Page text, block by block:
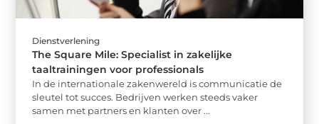
Dienstverlening
The Square Mile: Specialist in zakelijke
taaltrainingen voor professionals
In de internationale zakenwereld is communicatie de
sleutel tot succes. Bedrijven werken steeds vaker
samen met partners en klanten over ...